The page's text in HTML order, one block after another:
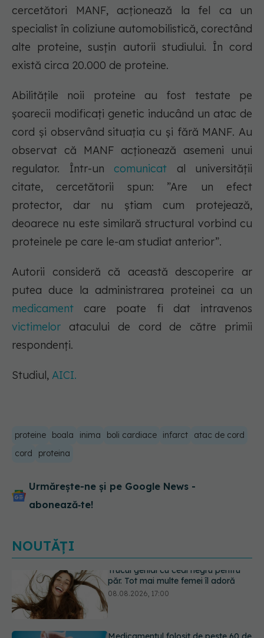
cercetători MANF, acționează la fel ca un
specialist în coliziune automobilistică, corectând
alte proteine, susțin autorii studiului. În cord
există circa 20.000 de proteine.
Abilitățile noii proteine au fost testate pe
șoarecii modificați genetic inducând un atac de
cord și observând situația cu și fără MANF. Au
observat că MANF acționează asemeni unui
regulator. Într-un comunicat al universității
citate, cercetătorii spun: ”Are un efect
protector, dar nu știam cum protejează,
deoarece nu este similară structural vorbind cu
proteinele pe care le-am studiat anterior”.
Autorii consideră că această descoperire ar
putea duce la administrarea proteinei ca un
medicament care poate fi dat intravenos
victimelor atacului de cord de către primii
respondenți.
Studiul, AICI.
proteine boala inima boli cardiace infarct
atac de cord
cord
proteina
Urmărește-ne și pe Google News -
abonează‑te!
NOUTĂȚI
Medicamentul folosit de peste 60 de
ani care acționează într-un loc